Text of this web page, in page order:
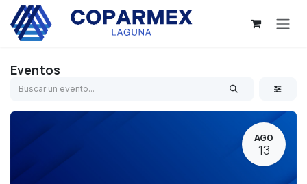
Ir al contenido
Eventos
AGO
13